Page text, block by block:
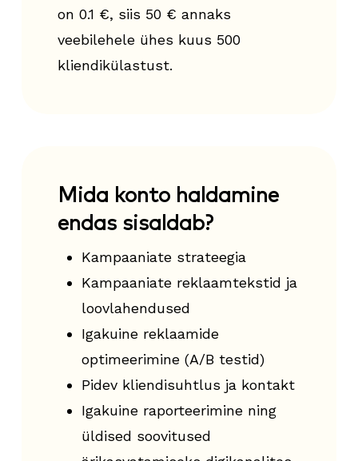
on 0.1 €, siis 50 € annaks
veebilehele ühes kuus 500
kliendikülastust.
Mida konto haldamine
endas sisaldab?
Kampaaniate strateegia
Kampaaniate reklaamtekstid ja
loovlahendused
Igakuine reklaamide
optimeerimine (A/B testid)
Pidev kliendisuhtlus ja kontakt
Igakuine raporteerimine ning
üldised soovitused